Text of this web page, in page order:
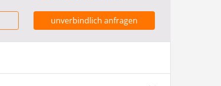
unverbindlich anfragen